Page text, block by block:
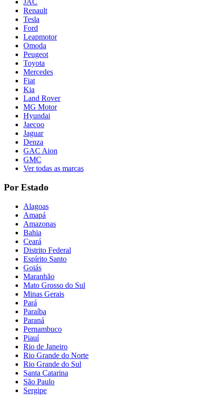
JAC
Renault
Tesla
Ford
Leapmotor
Omoda
Peugeot
Toyota
Mercedes
Fiat
Kia
Land Rover
MG Motor
Hyundai
Jaecoo
Jaguar
Denza
GAC Aion
GMC
Ver todas as marcas
Por Estado
Alagoas
Amapá
Amazonas
Bahia
Ceará
Distrito Federal
Espírito Santo
Goiás
Maranhão
Mato Grosso do Sul
Minas Gerais
Pará
Paraíba
Paraná
Pernambuco
Piauí
Rio de Janeiro
Rio Grande do Norte
Rio Grande do Sul
Santa Catarina
São Paulo
Sergipe